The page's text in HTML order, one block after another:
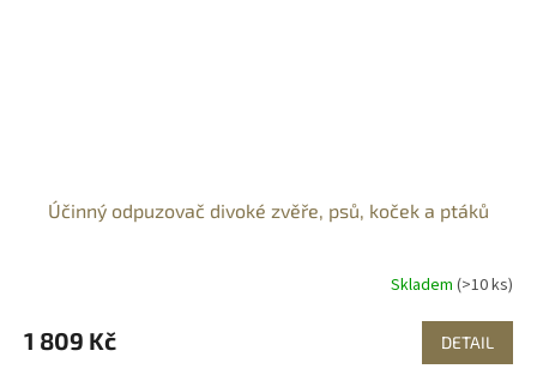
Účinný odpuzovač divoké zvěře, psů, koček a ptáků
Skladem (>10 ks)
1 809 Kč DETAIL